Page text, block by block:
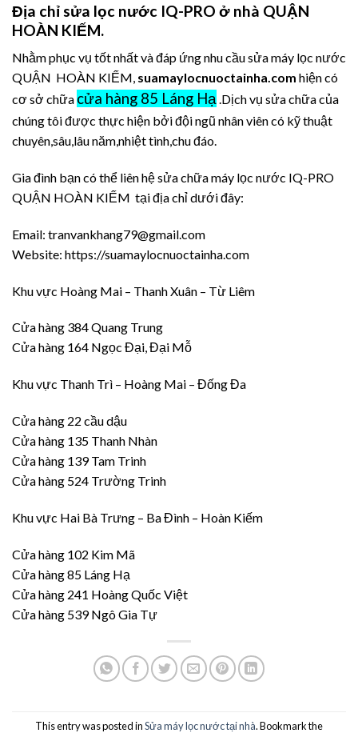
Địa chỉ sửa lọc nước IQ-PRO ở nhà QUẬN
HOÀN KIẾM.
Nhằm phục vụ tốt nhất và đáp ứng nhu cầu sửa máy lọc nước
QUẬN HOÀN KIẾM, suamaylocnuoctainha.com hiện có
cơ sở chữa cửa hàng 85 Láng Hạ .Dịch vụ sửa chữa của
chúng tôi được thực hiện bởi đội ngũ nhân viên có kỹ thuật
chuyên,sâu,lâu năm,nhiệt tình,chu đáo.
Gia đình bạn có thể liên hệ sửa chữa máy lọc nước IQ-PRO
QUẬN HOÀN KIẾM tại địa chỉ dưới đây:
Email: tranvankhang79@gmail.com
Website: https://suamaylocnuoctainha.com
Khu vực Hoàng Mai – Thanh Xuân – Từ Liêm
Cửa hàng 384 Quang Trung
Cửa hàng 164 Ngọc Đại, Đại Mỗ
Khu vực Thanh Trì – Hoàng Mai – Đống Đa
Cửa hàng 22 cầu dậu
Cửa hàng 135 Thanh Nhàn
Cửa hàng 139 Tam Trinh
Cửa hàng 524 Trường Trinh
Khu vực Hai Bà Trưng – Ba Đình – Hoàn Kiếm
Cửa hàng 102 Kim Mã
Cửa hàng 85 Láng Hạ
Cửa hàng 241 Hoàng Quốc Việt
Cửa hàng 539 Ngô Gia Tự
This entry was posted inSửa máy lọc nước tại nhà. Bookmark the